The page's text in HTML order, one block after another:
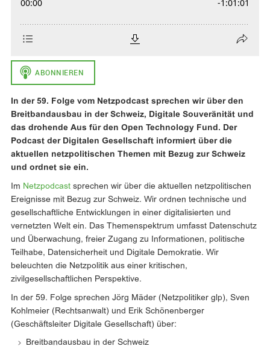
In der 59. Folge vom Netzpodcast sprechen wir über den
Breitbandausbau in der Schweiz, Digitale Souveränität und
das drohende Aus für den Open Technology Fund. Der
Podcast der Digitalen Gesellschaft informiert über die
aktuellen netzpolitischen Themen mit Bezug zur Schweiz
und ordnet sie ein.
Im Netzpodcast sprechen wir über die aktuellen netzpolitischen
Ereignisse mit Bezug zur Schweiz. Wir ordnen technische und
gesellschaftliche Entwicklungen in einer digitalisierten und
vernetzten Welt ein. Das Themenspektrum umfasst Datenschutz
und Überwachung, freier Zugang zu Informationen, politische
Teilhabe, Datensicherheit und Digitale Demokratie. Wir
beleuchten die Netzpolitik aus einer kritischen,
zivilgesellschaftlichen Perspektive.
In der 59. Folge sprechen Jörg Mäder (Netzpolitiker glp), Sven
Kohlmeier (Rechtsanwalt) und Erik Schönenberger
(Geschäftsleiter Digitale Gesellschaft) über:
Breitbandausbau in der Schweiz